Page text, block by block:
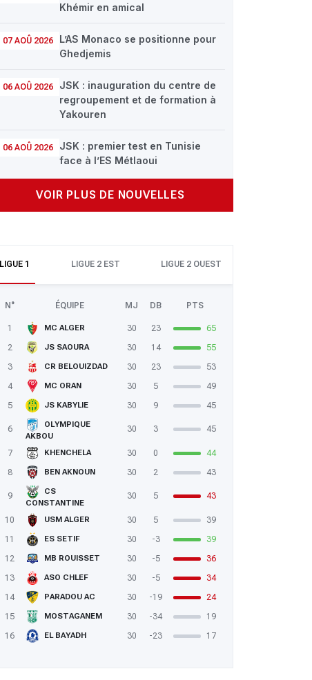
Khémir en amical
07 AOÛ 2026
L’AS Monaco se positionne pour
Ghedjemis
06 AOÛ 2026
JSK : inauguration du centre de
regroupement et de formation à
Yakouren
06 AOÛ 2026
JSK : premier test en Tunisie
face à l’ES Métlaoui
VOIR PLUS DE NOUVELLES
LIGUE 1 LIGUE 2 EST LIGUE 2 OUEST
N° ÉQUIPE MJ DB PTS
1 MC ALGER 30 23
65
2
JS SAOURA 30 14
55
3
CR BELOUIZDAD 30 23
53
4
MC ORAN 30 5
49
5
JS KABYLIE 30 9 45
6
OLYMPIQUE
AKBOU
30 3 45
7 KHENCHELA 30 0
44
8
BEN AKNOUN 30 2 43
9
CS
CONSTANTINE
30 5 43
10 USM ALGER 30 5
39
11
ES SETIF 30 -3
39
12
MB ROUISSET 30 -5
36
13
ASO CHLEF 30 -5
34
14
PARADOU AC 30 -19
24
15
MOSTAGANEM 30 -34
19
16
EL BAYADH 30 -23 17